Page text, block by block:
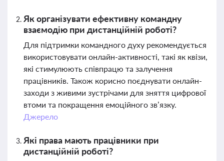
Як організувати ефективну командну
взаємодію при дистанційній роботі?
Для підтримки командного духу рекомендується
використовувати онлайн-активності, такі як квізи,
які стимулюють співпрацю та залучення
працівників. Також корисно поєднувати онлайн-
заходи з живими зустрічами для зняття цифрової
втоми та покращення емоційного зв’язку.
Джерело
Які права мають працівники при
дистанційній роботі?